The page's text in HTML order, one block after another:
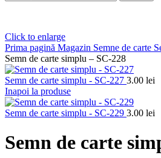
Click to enlarge
Prima pagină Magazin Semne de carte
Semn de carte simplu – SC-228
Semn de carte simplu - SC-227 3.00 lei
Inapoi la produse
Semn de carte simplu - SC-229 3.00 lei
Semn de carte